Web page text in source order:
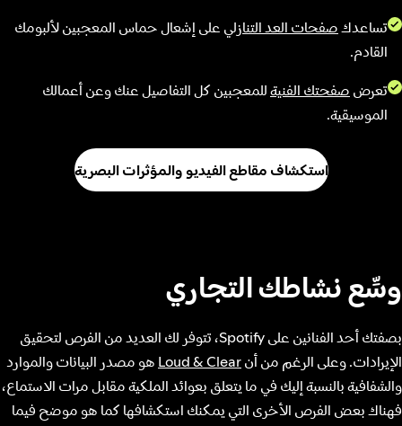
تساعدكصفحات العد التنازلي على إشعال حماس المعجبين لألبومك
القادم.
تعرض صفحتك الفنيةللمعجبين كل التفاصيل عنك وعن أعمالك
الموسيقية.
استكشاف مقاطع الفيديو والمؤثرات البصرية
وسِّع نشاطك التجاري
بصفتك أحد الفنانين على Spotify، تتوفر لك العديد من الفرص لتحقيق
الإيرادات. وعلى الرغم من أنLoud & Clear هو مصدر البيانات والموارد
والشفافية بالنسبة إليك في ما يتعلق بعوائد الملكية مقابل مرات الاستماع،
فهناك بعض الفرص الأخرى التي يمكنك استكشافها كما هو موضح فيما